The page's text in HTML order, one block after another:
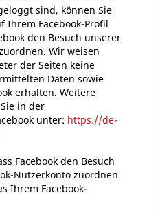
sind, können Sie
Ihrem Facebook-Profil
den Besuch unserer
Wir weisen
der Seiten keine
Daten sowie
erhalten. Weitere
in der
unter: https://de-
Facebook den Besuch
Nutzerkonto zuordnen
Ihrem Facebook-